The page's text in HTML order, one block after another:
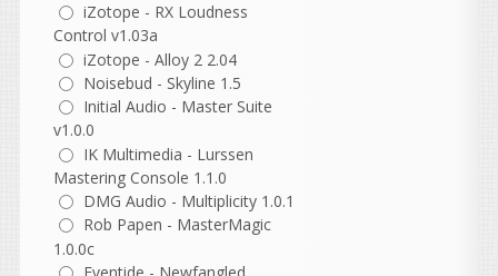
меня- Microsoft Visual C++
(2005–2022, x86 и x64)
И-DirectX End-User
Runtime.
Но такой баг впервые у
меня с кейгеном... Давно
как то в старой 10 еще все
спокойно рабаотала эта
библиотека и сразу
активировалась. Даже
сейчас из списка там
режима совместимости там
iZotope - RX Loudness
Control v1.03a
iZotope - Alloy 2 2.04
Noisebud - Skyline 1.5
Initial Audio - Master Suite
v1.0.0
IK Multimedia - Lurssen
Mastering Console 1.1.0
DMG Audio - Multiplicity 1.0.1
Rob Papen - MasterMagic
1.0.0c